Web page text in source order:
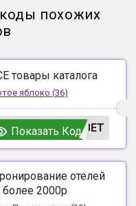
похожих
товары каталога
яблоко (36)
ВЕТ
Показать Код
отелей
2000р